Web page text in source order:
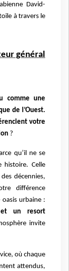
David-
à travers le
général
comme une
de l’Ouest.
votre
?
qu’il ne se
histoire. Celle
décennies,
différence
urbaine :
un resort
invite
où chaque
attendus,